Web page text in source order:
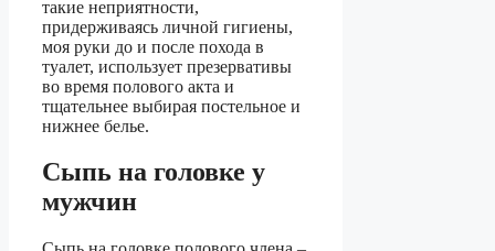
такие неприятности,
придерживаясь личной гигиены,
моя руки до и после похода в
туалет, использует презервативы
во время полового акта и
тщательнее выбирая постельное и
нижнее белье.
Сыпь на головке у
мужчин